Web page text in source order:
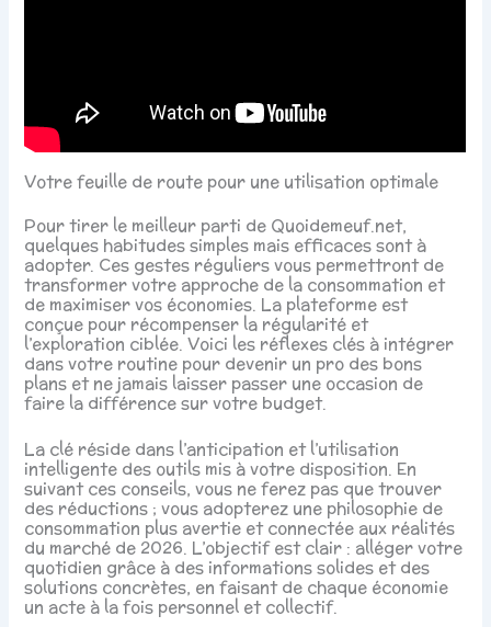
Votre feuille de route pour une utilisation optimale
Pour tirer le meilleur parti de Quoidemeuf.net,
quelques habitudes simples mais efficaces sont à
adopter. Ces gestes réguliers vous permettront de
transformer votre approche de la consommation et
de maximiser vos économies. La plateforme est
conçue pour récompenser la régularité et
l’exploration ciblée. Voici les réflexes clés à intégrer
dans votre routine pour devenir un pro des bons
plans et ne jamais laisser passer une occasion de
faire la différence sur votre budget.
La clé réside dans l’anticipation et l’utilisation
intelligente des outils mis à votre disposition. En
suivant ces conseils, vous ne ferez pas que trouver
des réductions ; vous adopterez une philosophie de
consommation plus avertie et connectée aux réalités
du marché de 2026. L’objectif est clair : alléger votre
quotidien grâce à des informations solides et des
solutions concrètes, en faisant de chaque économie
un acte à la fois personnel et collectif.